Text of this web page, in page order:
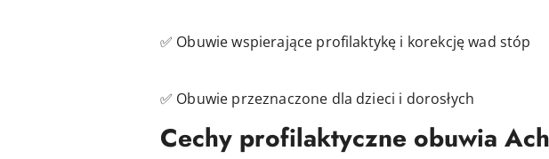
✅ Obuwie wspierające profilaktykę i korekcję wad stóp
✅ Obuwie przeznaczone dla dzieci i dorosłych
Cechy profilaktyczne obuwia